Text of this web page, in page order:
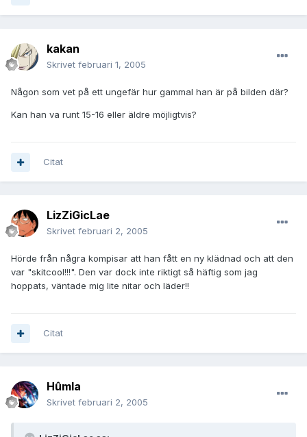
kakan
Skrivet februari 1, 2005
Någon som vet på ett ungefär hur gammal han är på bilden där?
Kan han va runt 15-16 eller äldre möjligtvis?
Citat
LizZiGicLae
Skrivet februari 2, 2005
Hörde från några kompisar att han fått en ny klädnad och att den
var "skitcool!!!". Den var dock inte riktigt så häftig som jag
hoppats, väntade mig lite nitar och läder!!
Citat
Hûmla
Skrivet februari 2, 2005